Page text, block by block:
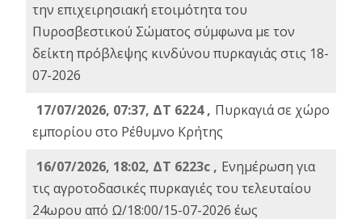
την επιχειρησιακή ετοιμότητα του
Πυροσβεστικού Σώματος σύμφωνα με τον
δείκτη πρόβλεψης κινδύνου πυρκαγιάς στις 18-
07-2026
17/07/2026, 07:37, ΔΤ 6224 , Πυρκαγιά σε χώρο
εμπορίου στο Ρέθυμνο Κρήτης
16/07/2026, 18:02, ΔΤ 6223c , Ενημέρωση για
τις αγροτοδασικές πυρκαγιές του τελευταίου
24ωρου από Ω/18:00/15-07-2026 έως